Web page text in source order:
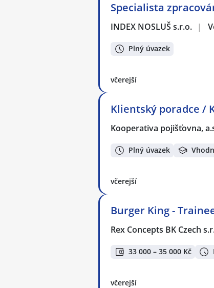
Specialista
INDEX NOSLUŠ s.r.o. |
Plný úvazek
včerejší
Klientský poradce /
Kooperativa pojišťovna,
Plný úvazek
včerejší
Burger King -
Rex Concepts BK Czech
33 000 – 35 000 Kč
včerejší